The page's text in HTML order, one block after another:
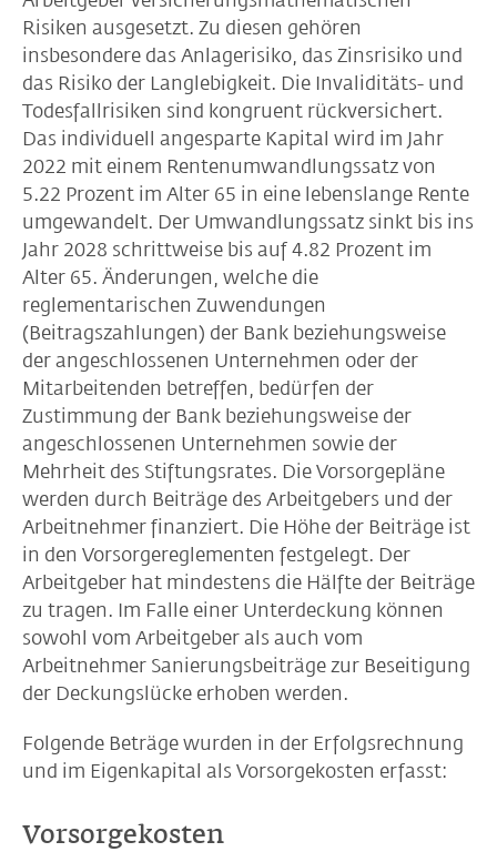
Risiken ausgesetzt. Zu diesen gehören
insbesondere das Anlagerisiko, das Zinsrisiko und
das Risiko der Langlebigkeit. Die Invaliditäts- und
Todesfallrisiken sind kongruent rückversichert.
Das individuell angesparte Kapital wird im Jahr
2022 mit einem Rentenumwandlungssatz von
5.22 Prozent im Alter 65 in eine lebenslange Rente
umgewandelt. Der Umwandlungssatz sinkt bis ins
Jahr 2028 schrittweise bis auf 4.82 Prozent im
Alter 65. Änderungen, welche die
reglementarischen Zuwendungen
(Beitragszahlungen) der Bank beziehungsweise
der angeschlossenen Unternehmen oder der
Mitarbeitenden betreffen, bedürfen der
Zustimmung der Bank beziehungsweise der
angeschlossenen Unternehmen sowie der
Mehrheit des Stiftungsrates. Die Vorsorgepläne
werden durch Beiträge des Arbeitgebers und der
Arbeitnehmer finanziert. Die Höhe der Beiträge ist
in den Vorsorgereglementen festgelegt. Der
Arbeitgeber hat mindestens die Hälfte der Beiträge
zu tragen. Im Falle einer Unterdeckung können
sowohl vom Arbeitgeber als auch vom
Arbeitnehmer Sanierungsbeiträge zur Beseitigung
der Deckungslücke erhoben werden.
Folgende Beträge wurden in der Erfolgsrechnung
und im Eigenkapital als Vorsorgekosten erfasst:
Vorsorgekosten